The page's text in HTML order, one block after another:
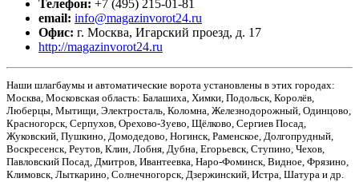
Телефон: +7 (495) 215-01-81
email: info@magazinvorot24.ru
Офис: г. Москва, Игарский проезд, д. 17
http://magazinvorot24.ru
Наши шлагбаумы и автоматические ворота установлены в этих городах:
Москва, Московская область: Балашиха, Химки, Подольск, Королёв,
Люберцы, Мытищи, Электросталь, Коломна, Железнодорожный, Одинцово,
Красногорск, Серпухов, Орехово-Зуево, Щёлково, Сергиев Посад,
Жуковский, Пушкино, Домодедово, Ногинск, Раменское, Долгопрудный,
Воскресенск, Реутов, Клин, Лобня, Дубна, Егорьевск, Ступино, Чехов,
Павловский Посад, Дмитров, Ивантеевка, Наро-Фоминск, Видное, Фрязино,
Климовск, Лыткарино, Солнечногорск, Дзержинский, Истра, Шатура и др.